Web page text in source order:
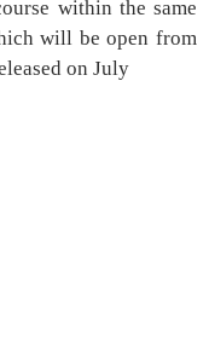
within the same
will be open from
on July